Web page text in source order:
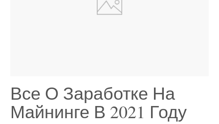
Все О Заработке На
Майнинге В 2021 Году